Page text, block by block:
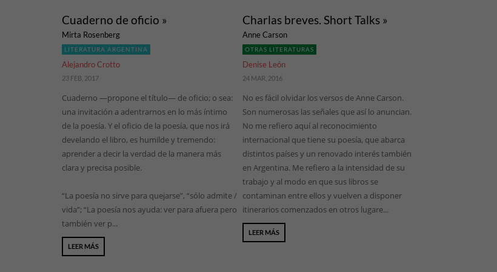
Cuaderno de oficio »
Mirta Rosenberg
LITERATURA ARGENTINA
Alejandro Crotto
23 FEB, 2017
Cuaderno —propone el título— de oficio; o sea:
una invitación a adentrarnos en lo más íntimo
de la poesía. Y el oficio de la poesía, que nos irá
develando el libro, es humilde y tremendo:
aprender a decir la verdad de la manera más
clara y precisa posible.
“La poesía no sirve para quejarse”, “sólo admite /
vida”; “La poesía nos ayuda: ver para afuera pero
también ver p...
LEER MÁS
Charlas breves. Short Talks »
Anne Carson
OTRAS LITERATURAS
Denise León
24 MAR, 2016
No es fácil olvidar los versos de Anne Carson.
Son numerosas las señales que así lo anuncian.
No me refiero aquí al reconocimiento
internacional que tiene su poesía, que abarca
distintos países y un renovado interés también
en Argentina. Me refiero a la intensidad de su
trabajo y al modo en que sus libros se
contaminan entre ellos y vuelven a disponer
itinerarios comenzados en otros lugare...
LEER MÁS